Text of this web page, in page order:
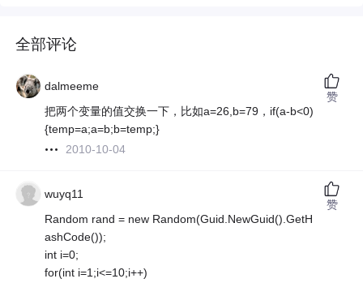
全部评论
dalmeeme
把两个变量的值交换一下，比如a=26,b=79，if(a-b<0)
{temp=a;a=b;b=temp;}
2010-10-04
赞
wuyq11
Random rand = new Random(Guid.NewGuid().GetH
ashCode());
int i=0;
for(int i=1;i<=10;i++)
赞